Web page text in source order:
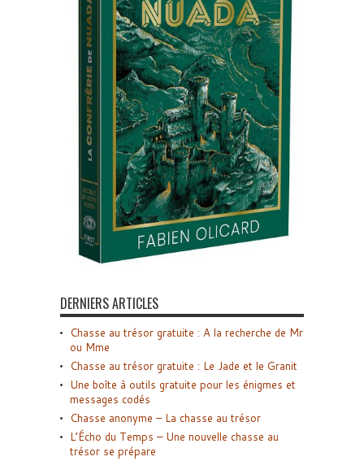
DERNIERS ARTICLES
Chasse au trésor gratuite : A la recherche de Mr
ou Mme
Chasse au trésor gratuite : Le Jade et le Granit
Une boîte à outils gratuite pour les énigmes et
messages codés
Chasse anonyme – La chasse au trésor
L’Écho du Temps – Une nouvelle chasse au
trésor se prépare